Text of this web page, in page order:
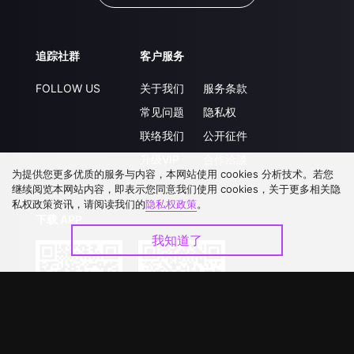
追踪社群
FOLLOW US
客户服务
关于我们
常见问题
联络我们
服务条款
隐私权
公开征件
为提供您更多优质的服务与内容，本网站使用 cookies 分析技术。若您
继续阅览本网站内容，即表示您同意我们使用 cookies，关于更多相关隐
私权政策资讯，请阅读我们的隐私权政策。
我知道了